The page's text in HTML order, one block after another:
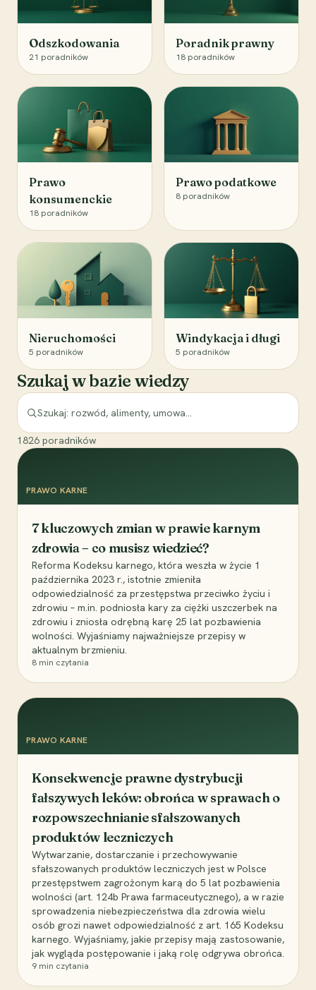
Odszkodowania
21 poradników
Poradnik prawny
18 poradników
Prawo
konsumenckie
18 poradników
Prawo podatkowe
8 poradników
Nieruchomości
5 poradników
Windykacja i długi
5 poradników
Szukaj w bazie wiedzy
1826 poradników
PRAWO KARNE
7 kluczowych zmian w prawie karnym
zdrowia – co musisz wiedzieć?
Reforma Kodeksu karnego, która weszła w życie 1
października 2023 r., istotnie zmieniła
odpowiedzialność za przestępstwa przeciwko życiu i
zdrowiu – m.in. podniosła kary za ciężki uszczerbek na
zdrowiu i zniosła odrębną karę 25 lat pozbawienia
wolności. Wyjaśniamy najważniejsze przepisy w
aktualnym brzmieniu.
8 min czytania
PRAWO KARNE
Konsekwencje prawne dystrybucji
fałszywych leków: obrońca w sprawach o
rozpowszechnianie sfałszowanych
produktów leczniczych
Wytwarzanie, dostarczanie i przechowywanie
sfałszowanych produktów leczniczych jest w Polsce
przestępstwem zagrożonym karą do 5 lat pozbawienia
wolności (art. 124b Prawa farmaceutycznego), a w razie
sprowadzenia niebezpieczeństwa dla zdrowia wielu
osób grozi nawet odpowiedzialność z art. 165 Kodeksu
karnego. Wyjaśniamy, jakie przepisy mają zastosowanie,
jak wygląda postępowanie i jaką rolę odgrywa obrońca.
9 min czytania